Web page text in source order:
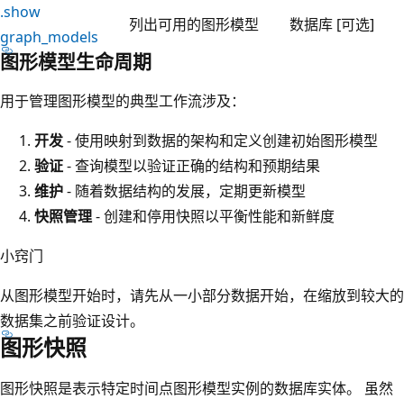
.show
graph_models
列出可用的图形模型 数据库 [可选]
图形模型生命周期
用于管理图形模型的典型工作流涉及：
开发- 使用映射到数据的架构和定义创建初始图形模型
验证- 查询模型以验证正确的结构和预期结果
维护- 随着数据结构的发展，定期更新模型
快照管理- 创建和停用快照以平衡性能和新鲜度
小窍门
从图形模型开始时，请先从一小部分数据开始，在缩放到较大的
数据集之前验证设计。
图形快照
图形快照是表示特定时间点图形模型实例的数据库实体。 虽然